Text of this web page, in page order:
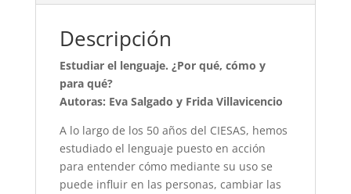
Descripción
Estudiar el lenguaje. ¿Por qué, cómo y
para qué?
Autoras: Eva Salgado y Frida Villavicencio
A lo largo de los 50 años del CIESAS, hemos
estudiado el lenguaje puesto en acción
para entender cómo mediante su uso se
puede influir en las personas, cambiar las